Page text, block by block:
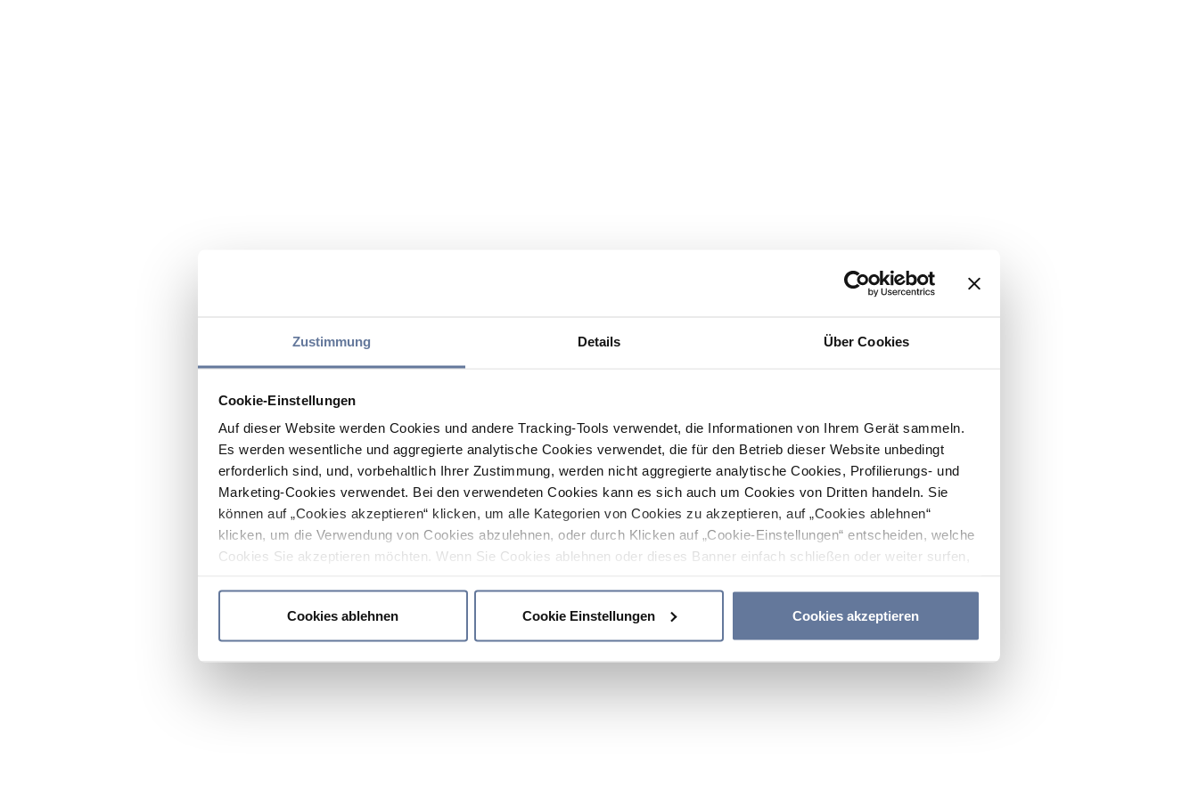
Zustimmung Details Über Cookies
Cookie-Einstellungen
Auf dieser Website werden Cookies und andere Tracking-Tools verwendet, die Informationen von Ihrem Gerät sammeln.
Es werden wesentliche und aggregierte analytische Cookies verwendet, die für den Betrieb dieser Website unbedingt
erforderlich sind, und, vorbehaltlich Ihrer Zustimmung, werden nicht aggregierte analytische Cookies, Profilierungs- und
Marketing-Cookies verwendet. Bei den verwendeten Cookies kann es sich auch um Cookies von Dritten handeln. Sie
können auf „Cookies akzeptieren“ klicken, um alle Kategorien von Cookies zu akzeptieren, auf „Cookies ablehnen“
klicken, um die Verwendung von Cookies abzulehnen, oder durch Klicken auf „Cookie-Einstellungen“ entscheiden, welche
Cookies Sie akzeptieren möchten. Wenn Sie Cookies ablehnen oder dieses Banner einfach schließen oder weiter surfen,
Cookies ablehnen
Cookie Einstellungen Cookies akzeptieren